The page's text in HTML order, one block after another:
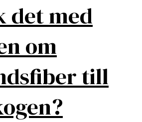
det med
om
till